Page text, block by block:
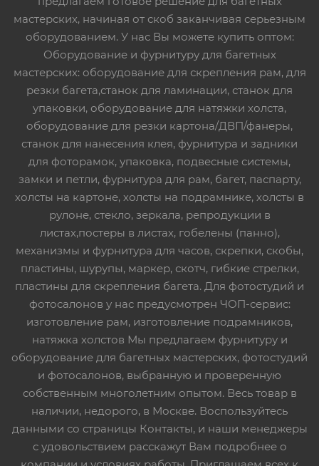
мастерских, начиная от скоб заканчивая серьезным
оборудованием. У нас Вы можете купить оптом:
Оборудование и фурнитуру для багетных
мастерских: оборудование для скрепления рам, для
резки багета,станок для ламинации, станок для
упаковки, оборудование для натяжки холста,
оборудование для резки картона/ДВП/фанеры,
станок для нанесения клея, фурнитура и задники
для фоторамок, упаковка, подвесные системы,
замки и петли, фурнитура для рам, багет, паспарту,
холсты на картоне, холсты на подрамнике, холсты в
рулоне, стекло, зеркала, репродукции в
листах,постеры в листах, гобелены (панно),
механизмы и фурнитура для часов, скрепки, скобы,
пластины, шурупы, маркер, скотч, гибкие стрелки,
пластины для скрепления багета. Для фотостудий и
фотосалонов у нас предусмотрен ЧОП-сервис:
изготовление рам, изготовление подрамников,
натяжка холстов Мы предлагаем фурнитуру и
оборудование для багетных мастерских, фотостудий
и фотосалонов, выбранную и проверенную
собственным многолетним опытом. Весь товар в
наличии, недорого, в Москве. Воспользуйтесь
данными со страницы Контакты, и наши менеджеры
с удовольствием расскажут Вам подробнее о